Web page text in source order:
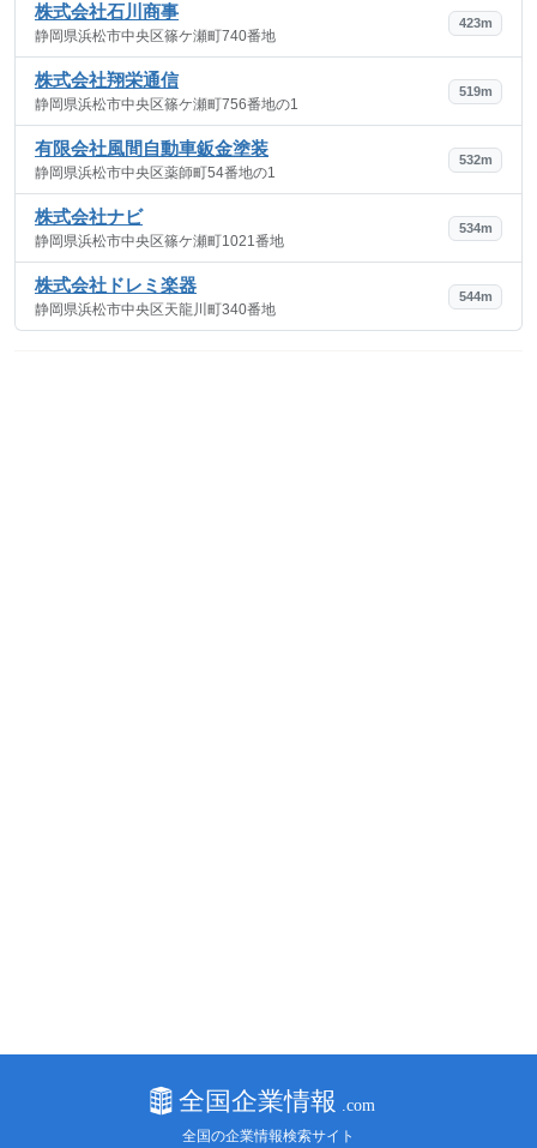
株式会社石川商事
静岡県浜松市中央区篠ケ瀬町740番地
423m
株式会社翔栄通信
静岡県浜松市中央区篠ケ瀬町756番地の1
519m
有限会社風間自動車鈑金塗装
静岡県浜松市中央区薬師町54番地の1
532m
株式会社ナビ
静岡県浜松市中央区篠ケ瀬町1021番地
534m
株式会社ドレミ楽器
静岡県浜松市中央区天龍川町340番地
544m
全国の企業情報検索サイト